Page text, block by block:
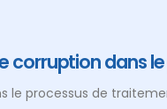
corruption dans
le processus de